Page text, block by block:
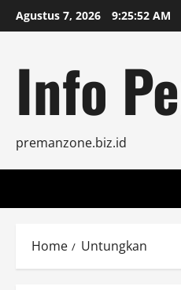
Skip
to
Agustus 7, 2026 9:25:52 AM
Info
premanzone.biz.id
Home Untungkan